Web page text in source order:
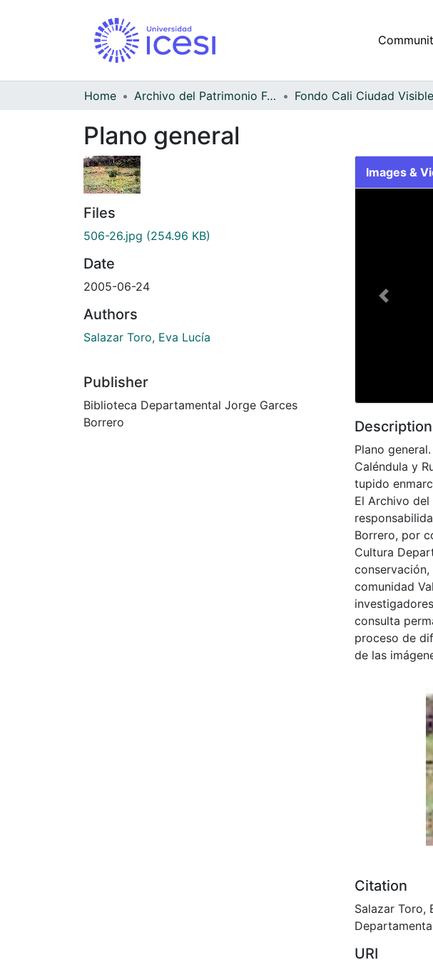
Home Archivo del Patrimonio Fotográfico y Fílmico del Valle del Cauca Fondo Cali Ciudad Visible
Plano general
Files
506-26.jpg (254.96 KB)
Date
2005-06-24
Authors
Salazar Toro, Eva Lucía
Publisher
Biblioteca Departamental Jorge Garces
Borrero
Images &
Previous
Description
Plano
Caléndula y
tupido
El Archivo
Borrero, por
Cultura
comunidad
consulta
proceso de
de las
Citation
Salazar Toro,
URI